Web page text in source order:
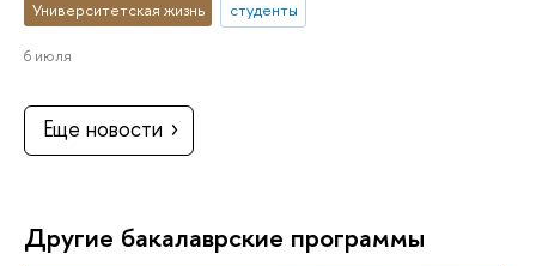
Университетская жизнь студенты
6 июля
Еще новости
Другие бакалаврские программы